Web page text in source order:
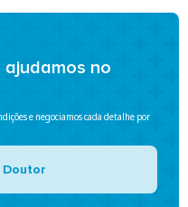
ajudamos no
e negociamos cada detalhe por
Doutor